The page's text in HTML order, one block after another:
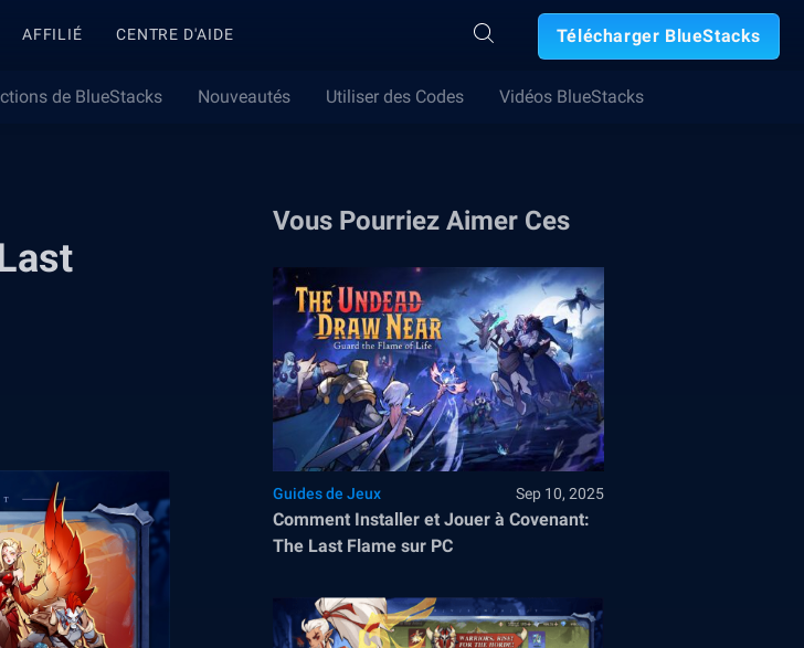
AFFILIÉ CENTRE D'AIDE Télécharger BlueStacks
de BlueStacks Nouveautés Utiliser des Codes Vidéos BlueStacks
Vous Pourriez Aimer Ces
Guides de Jeux Sep 10, 2025
Comment Installer et Jouer à Covenant:
The Last Flame sur PC